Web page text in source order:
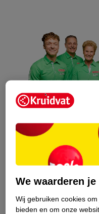
Kruidvat is een erkend
zelfzorg, ook online.
gezondheidsvraag ook is,
Stel je
We waarderen
Wij gebruiken cookies
bieden en om onze